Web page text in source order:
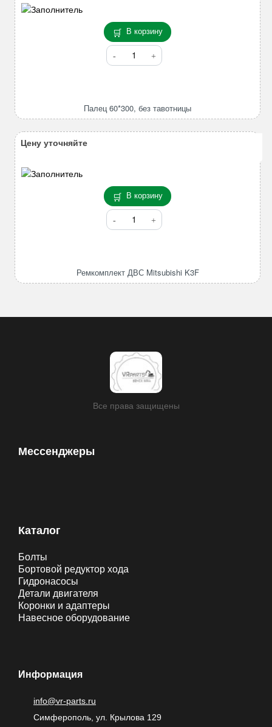
В корзину
Количество
товара
тавотницы
Палец 60*300, без тавотницы
В корзину
Количество
товара
K3F
Ремкомплект ДВС Mitsubishi K3F
Цену уточняйте
Все права защищены
Мессенджеры
Каталог
Болты
Бортовой редуктор хода
Гидронасосы
Детали двигателя
Коронки и адаптеры
Навесное оборудование
Информация
info@vr-parts.ru
Симферополь, ул. Крылова 129